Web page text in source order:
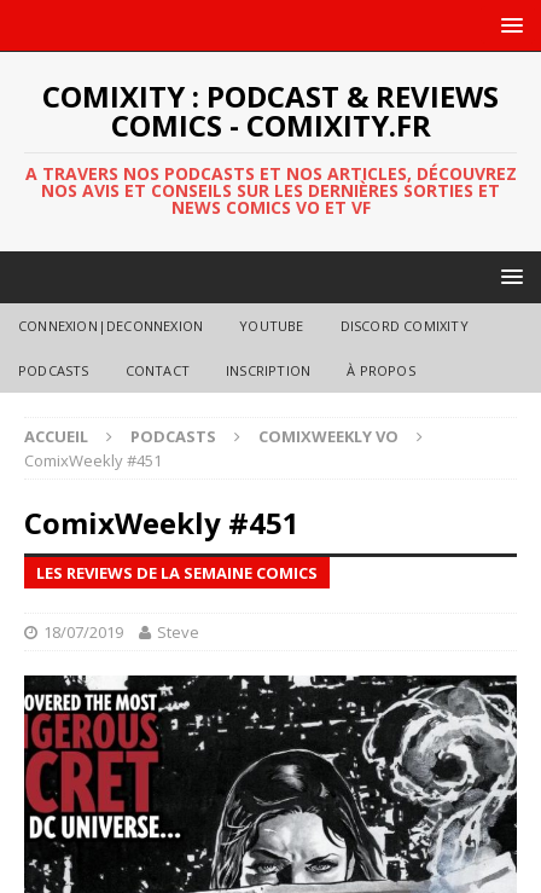
COMIXITY : PODCAST & REVIEWS
COMICS - COMIXITY.FR
A TRAVERS NOS PODCASTS ET NOS ARTICLES, DÉCOUVREZ
NOS AVIS ET CONSEILS SUR LES DERNIÈRES SORTIES ET
NEWS COMICS VO ET VF
CONNEXION|DECONNEXION YOUTUBE DISCORD COMIXITY
PODCASTS CONTACT INSCRIPTION À PROPOS
ACCUEIL PODCASTS
COMIXWEEKLY VO
ComixWeekly #451
ComixWeekly #451
LES REVIEWS DE LA SEMAINE COMICS
18/07/2019 Steve